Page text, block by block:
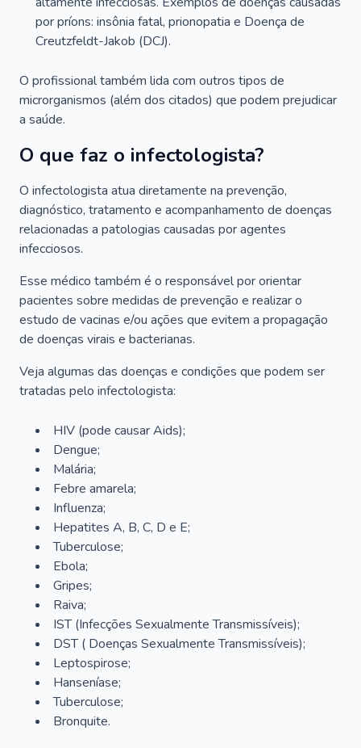
por príons: insônia fatal, prionopatia e Doença de
Creutzfeldt-Jakob (DCJ).
O profissional também lida com outros tipos de
microrganismos (além dos citados) que podem prejudicar
a saúde.
O que faz o infectologista?
O infectologista atua diretamente na prevenção,
diagnóstico, tratamento e acompanhamento de doenças
relacionadas a patologias causadas por agentes
infecciosos.
Esse médico também é o responsável por orientar
pacientes sobre medidas de prevenção e realizar o
estudo de vacinas e/ou ações que evitem a propagação
de doenças virais e bacterianas.
Veja algumas das doenças e condições que podem ser
tratadas pelo infectologista:
HIV (pode causar Aids);
Dengue;
Malária;
Febre amarela;
Influenza;
Hepatites A, B, C, D e E;
Tuberculose;
Ebola;
Gripes;
Raiva;
IST (Infecções Sexualmente Transmissíveis);
DST ( Doenças Sexualmente Transmissíveis);
Leptospirose;
Hanseníase;
Tuberculose;
Bronquite.